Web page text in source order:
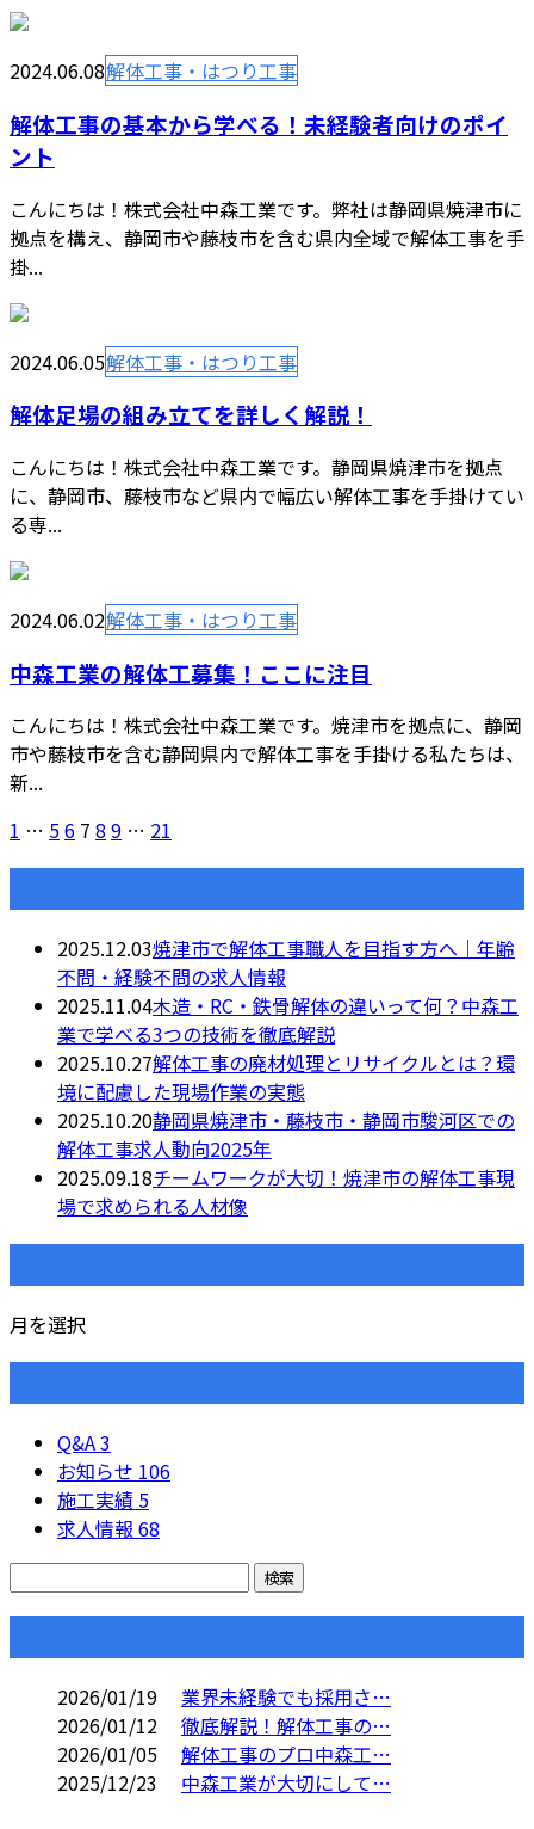
2024.06.08解体工事・はつり工事
解体工事の基本から学べる！未経験者向けのポイ
ント
こんにちは！株式会社中森工業です。弊社は静岡県焼津市に
拠点を構え、静岡市や藤枝市を含む県内全域で解体工事を手
掛...
2024.06.05解体工事・はつり工事
解体足場の組み立てを詳しく解説！
こんにちは！株式会社中森工業です。静岡県焼津市を拠点
に、静岡市、藤枝市など県内で幅広い解体工事を手掛けてい
る専...
2024.06.02解体工事・はつり工事
中森工業の解体工募集！ここに注目
こんにちは！株式会社中森工業です。焼津市を拠点に、静岡
市や藤枝市を含む静岡県内で解体工事を手掛ける私たちは、
新...
1 … 56 7 8 9 … 21
2025.12.03焼津市で解体工事職人を目指す方へ｜年齢
不問・経験不問の求人情報
2025.11.04木造・RC・鉄骨解体の違いって何？中森工
業で学べる3つの技術を徹底解説
2025.10.27解体工事の廃材処理とリサイクルとは？環
境に配慮した現場作業の実態
2025.10.20静岡県焼津市・藤枝市・静岡市駿河区での
解体工事求人動向2025年
2025.09.18チームワークが大切！焼津市の解体工事現
場で求められる人材像
月を選択
Q&A3
お知らせ 106
施工実績 5
求人情報 68
2026/01/19
業界未経験でも採用さ…
2026/01/12
徹底解説！解体工事の…
2026/01/05
解体工事のプロ中森工…
2025/12/23
中森工業が大切にして…